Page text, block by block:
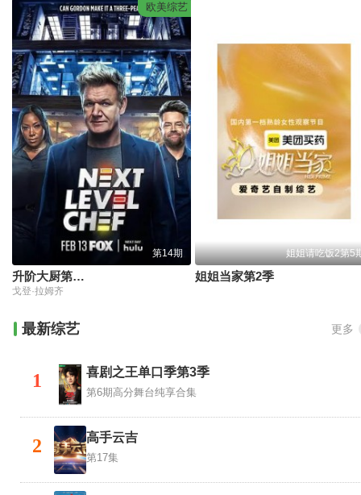
欧美综艺
第14期
升阶大厨第四季
戈登·拉姆齐
姐姐请吃饭2第5
姐姐当家第2季
最新综艺 更多
1 喜剧之王单口季第3季
第6期高分舞台纯享合集
2 高手云吉
第17集